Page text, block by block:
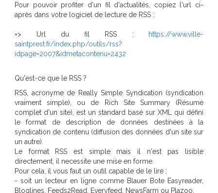
Pour pouvoir profiter d'un fil d'actualités, copiez l'url ci-
après dans votre logiciel de lecture de RSS :
=> Url du fil RSS :
https://www.ville-
saintprest.fr/index.php/outils/rss?
idpage=2007&idmetacontenu=2432
Qu'est-ce que le RSS ?
RSS, acronyme de Really Simple Syndication (syndication
vraiment simple), ou de Rich Site Summary (Résumé
complet d'un site), est un standard basé sur XML qui défini
le format de description de données destinées à la
syndication de contenu (diffusion des données d'un site sur
un autre).
Le format RSS est simple mais il n'est pas lisible
directement, il necessite une mise en forme.
Pour cela, il vous faut un outil capable de le lire :
- soit un lecteur en ligne comme Blauer Bote Easyreader,
Bloglines, Feeds2Read, Everyfeed, NewsFarm ou Plazoo.